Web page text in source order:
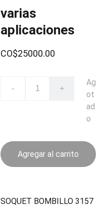
varias
aplicaciones
CO$25000.00
- +
Ag
ot
ad
o
Agregar al carrito
SOQUET BOMBILLO 3157